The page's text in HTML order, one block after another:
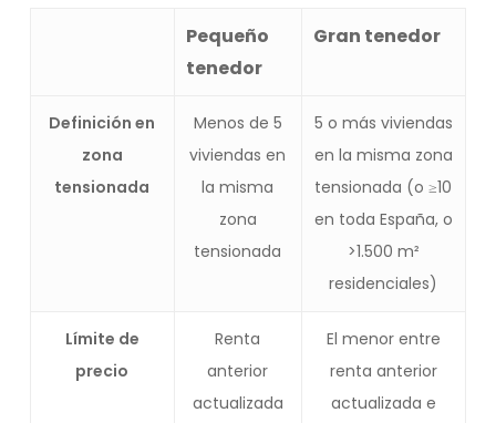
Pequeño
tenedor
Gran tenedor
Definición en
zona
tensionada
Menos de 5
viviendas en
la misma
zona
tensionada
5 o más viviendas
en la misma zona
tensionada (o ≥10
en toda España, o
>1.500 m²
residenciales)
Límite de
precio
Renta
anterior
actualizada
El menor entre
renta anterior
actualizada e